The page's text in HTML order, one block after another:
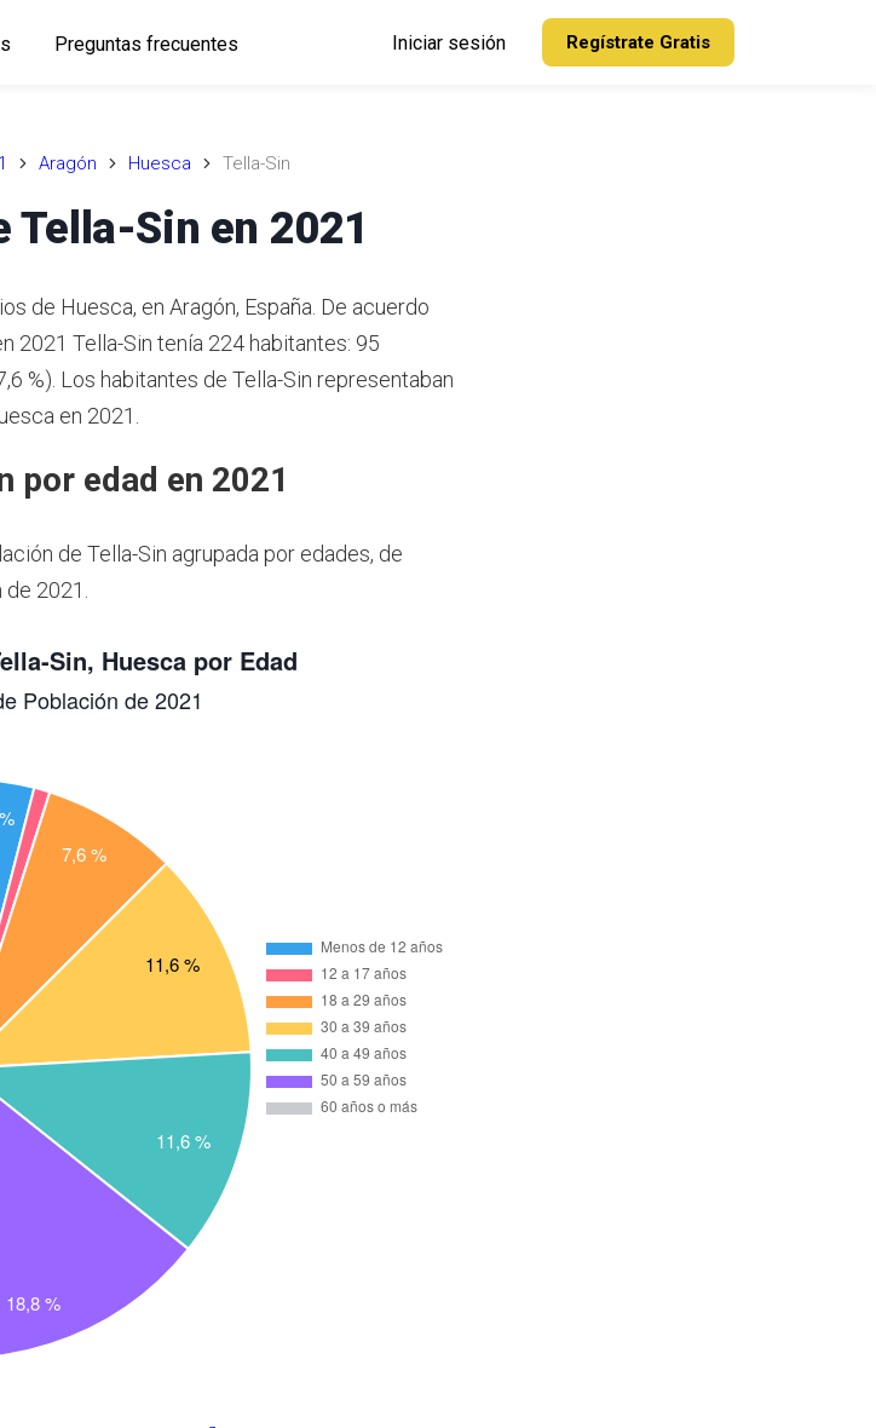
Preguntas frecuentes Iniciar sesión Regístrate Gratis
Aragón Huesca Tella-Sin
Tella-Sin en 2021
de Huesca, en Aragón, España. De acuerdo
2021 Tella-Sin tenía 224 habitantes: 95
%). Los habitantes de Tella-Sin representaban
en 2021.
por edad en 2021
de Tella-Sin agrupada por edades, de
de 2021.